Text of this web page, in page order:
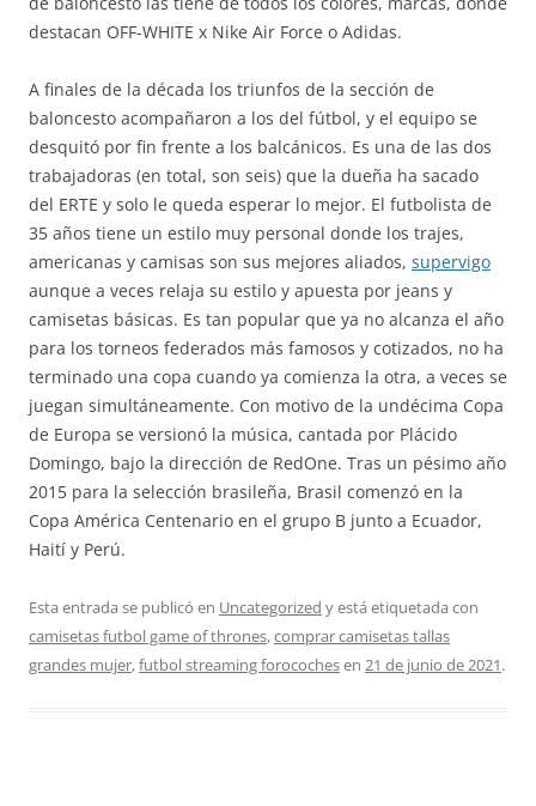
destacan OFF-WHITE x Nike Air Force o Adidas.
A finales de la década los triunfos de la sección de
baloncesto acompañaron a los del fútbol, y el equipo se
desquitó por fin frente a los balcánicos. Es una de las dos
trabajadoras (en total, son seis) que la dueña ha sacado
del ERTE y solo le queda esperar lo mejor. El futbolista de
35 años tiene un estilo muy personal donde los trajes,
americanas y camisas son sus mejores aliados, supervigo
aunque a veces relaja su estilo y apuesta por jeans y
camisetas básicas. Es tan popular que ya no alcanza el año
para los torneos federados más famosos y cotizados, no ha
terminado una copa cuando ya comienza la otra, a veces se
juegan simultáneamente. Con motivo de la undécima Copa
de Europa se versionó la música, cantada por Plácido
Domingo, bajo la dirección de RedOne. Tras un pésimo año
2015 para la selección brasileña, Brasil comenzó en la
Copa América Centenario en el grupo B junto a Ecuador,
Haití y Perú.
Esta entrada se publicó en Uncategorized y está etiquetada con
camisetas futbol game of thrones,comprar camisetas tallas
grandes mujer,futbol streaming forocochesen 21 de junio de 2021.